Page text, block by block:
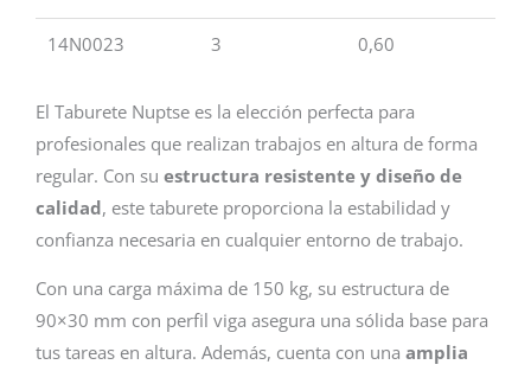
m.
14N0023 3 0,60
El Taburete Nuptse es la elección perfecta para
profesionales que realizan trabajos en altura de forma
regular. Con su estructura resistente y diseño de
calidad, este taburete proporciona la estabilidad y
confianza necesaria en cualquier entorno de trabajo.
Con una carga máxima de 150 kg, su estructura de
90×30 mm con perfil viga asegura una sólida base para
tus tareas en altura. Además, cuenta con una amplia